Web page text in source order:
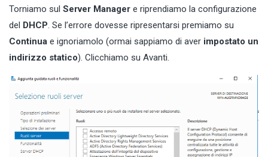
Torniamo sul Server Manager e riprendiamo la configurazione
del
DHCP. Se l’errore dovesse ripresentarsi premiamo su
Continua e ignoriamolo (ormai sappiamo di aver impostato un
indirizzo statico). Clicchiamo su Avanti.